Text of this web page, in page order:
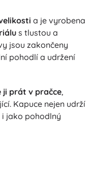
a je vyrobena
s tlustou a
jsou zakončeny
pohodlí a udržení
ji prát v pračce,
Kapuce nejen udrží
jako pohodlný